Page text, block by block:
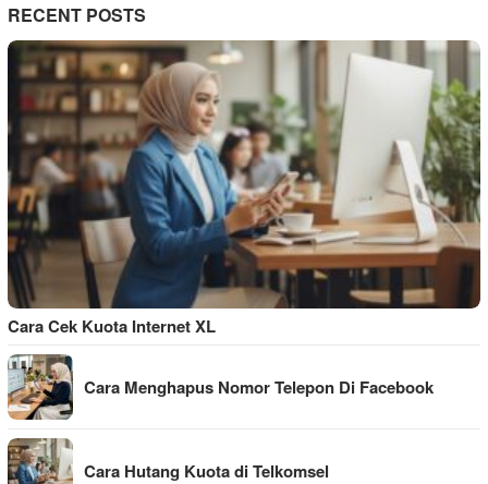
RECENT POSTS
Cara Cek Kuota Internet XL
Cara Menghapus Nomor Telepon Di Facebook
Cara Hutang Kuota di Telkomsel